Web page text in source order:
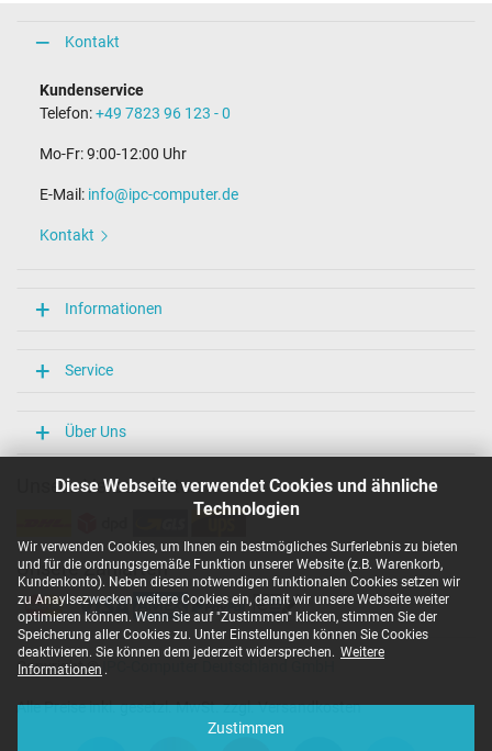
Diese Webseite verwendet Cookies und ähnliche
Technologien
Wir verwenden Cookies, um Ihnen ein bestmögliches Surferlebnis zu bieten
und für die ordnungsgemäße Funktion unserer Website (z.B. Warenkorb,
Kundenkonto). Neben diesen notwendigen funktionalen Cookies setzen wir
zu Anaylsezwecken weitere Cookies ein, damit wir unsere Webseite weiter
optimieren können. Wenn Sie auf "Zustimmen" klicken, stimmen Sie der
Speicherung aller Cookies zu. Unter Einstellungen können Sie Cookies
deaktivieren. Sie können dem jederzeit widersprechen. Weitere
Informationen .
Zustimmen
Kontakt
Kundenservice
Telefon:+49 7823 96 123 - 0
Mo-Fr: 9:00-12:00 Uhr
E-Mail: info@ipc-computer.de
Kontakt
Informationen
Service
Über Uns
Unsere Versandarten
Unsere Zahlarten
Copyright ©
Alle Preise inkl. gesetzl. MwSt. zzgl. Versandkosten